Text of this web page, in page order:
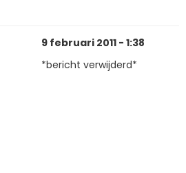
9 februari 2011 - 1:38
*bericht verwijderd*